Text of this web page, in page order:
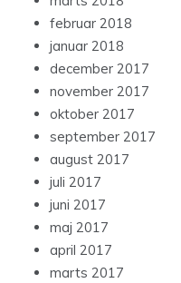
februar 2018
januar 2018
december 2017
november 2017
oktober 2017
september 2017
august 2017
juli 2017
juni 2017
maj 2017
april 2017
marts 2017